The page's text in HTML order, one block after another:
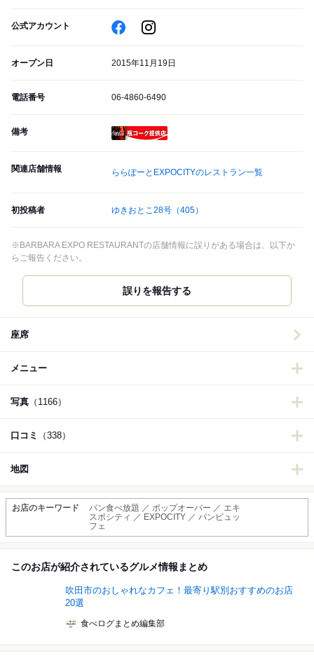
公式アカウント
オープン日 2015年11月19日
電話番号 06-4860-6490
備考
関連店舗情報 ららぽーとEXPOCITYのレストラン一覧
初投稿者 ゆきおとこ28号 （405）
※BARBARA EXPO RESTAURANTの店舗情報に誤りがある場合は、以下か
らご報告ください。
誤りを報告する
座席
メニュー
写真 （1166）
口コミ （338）
地図
お店のキーワード
パン食べ放題 ／ ポップオーバー ／ エキ
スポシティ ／ EXPOCITY ／ パンビュッ
フェ
このお店が紹介されているグルメ情報まとめ
吹田市のおしゃれなカフェ！最寄り駅別おすすめのお店
20選
食べログまとめ編集部